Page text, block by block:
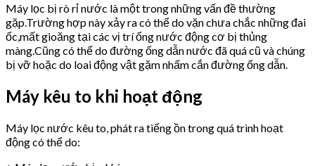
Máy lọc bị rò rỉ nước là một trong những vấn đề thường
gặp.Trường hợp này xảy ra có thể do vặn chưa chắc những đai
ốc,mất gioăng tại các vị trí ống nước động cơ bị thủng
màng.Cũng có thể do đường ống dẫn nước đã quá cũ và chúng
bị vỡ hoặc do loai động vật gặm nhấm cắn đường ống dẫn.
Máy kêu to khi hoạt động
Máy lọc nước kêu to, phát ra tiếng ồn trong quá trình hoạt
động có thể do: